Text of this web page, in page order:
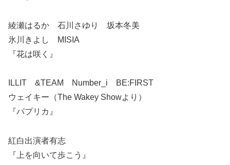
綾瀬はるか 石川さゆり 坂本冬美
氷川きよし MISIA
『花は咲く』
ILLIT &TEAM Number_i BE:FIRST
ウェイキー（The Wakey Showより）
『パプリカ』
紅白出演者有志
『上を向いて歩こう』